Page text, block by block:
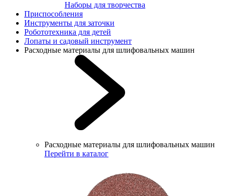
Наборы для творчества
Приспособления
Инструменты для заточки
Робототехника для детей
Лопаты и садовый инструмент
Расходные материалы для шлифовальных машин
Расходные материалы для шлифовальных машин
Перейти в каталог